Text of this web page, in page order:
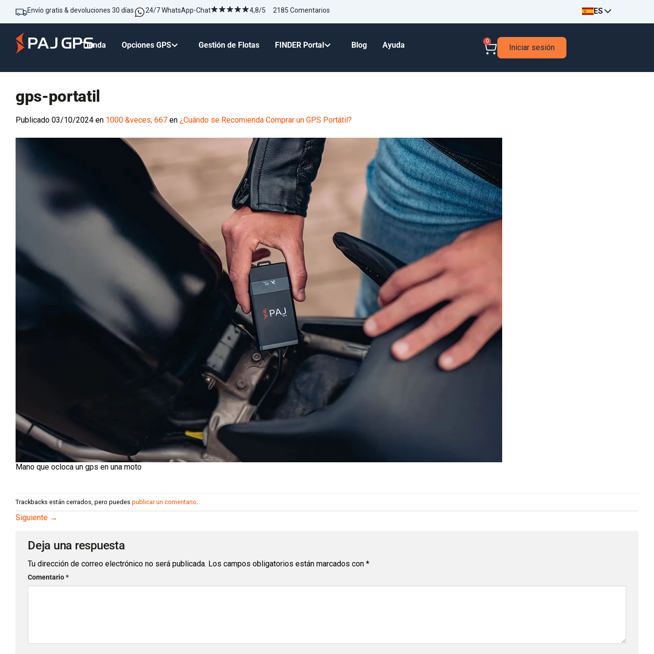
Envío gratis & devoluciones 30 días 24/7 WhatsApp-Chat 4,8/5 2185 Comentarios ES
Tienda Opciones GPS Gestión de Flotas FINDER Portal Blog Ayuda 0
Iniciar sesión
gps-portatil
Publicado 03/10/2024 en 1000 &veces; 667 en ¿Cuándo se Recomienda Comprar un GPS Portátil?
Mano que ocloca un gps en una moto
Trackbacks están cerrados, pero puedes publicar un comentario
Siguiente →
Deja una respuesta
Tu dirección de correo electrónico no será publicada. Los campos obligatorios están marcados con *
Comentario*